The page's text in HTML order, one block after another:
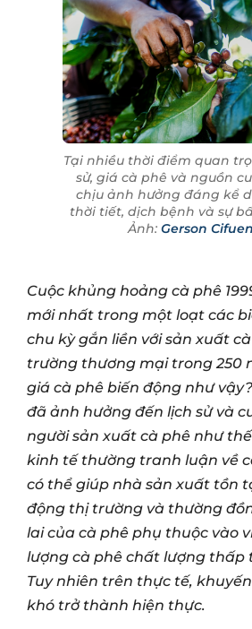
Tại nhiều thời điểm quan
sử, giá cà phê và nguồn
chịu ảnh hưởng đáng kể
thời tiết, dịch bệnh và sự
Ảnh: Gerson
Cuộc khủng hoảng cà phê
mới nhất trong một loạt các
chu kỳ gắn liền với sản xuất
trường thương mại trong 250
giá cà phê biến động như
đã ảnh hưởng đến lịch sử và
người sản xuất cà phê như
kinh tế thường tranh luận về
có thể giúp nhà sản xuất tồn
động thị trường và thường
lai của cà phê phụ thuộc vào
lượng cà phê chất lượng thấp
Tuy nhiên trên thực tế,
khó trở thành hiện thực.